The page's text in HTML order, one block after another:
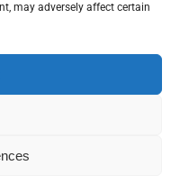
may adversely affect certain